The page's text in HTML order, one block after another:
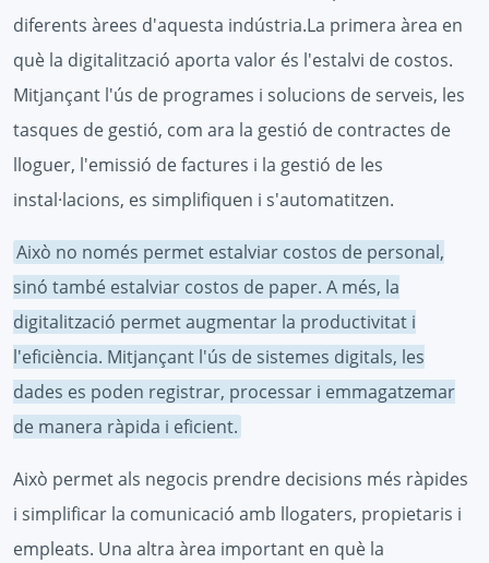
diferents àrees d'aquesta indústria.La primera àrea en
què la digitalització aporta valor és l'estalvi de costos.
Mitjançant l'ús de programes i solucions de serveis, les
tasques de gestió, com ara la gestió de contractes de
lloguer, l'emissió de factures i la gestió de les
instal·lacions, es simplifiquen i s'automatitzen.
Això no només permet estalviar costos de personal,
sinó també estalviar costos de paper. A més, la
digitalització permet augmentar la productivitat i
l'eficiència. Mitjançant l'ús de sistemes digitals, les
dades es poden registrar, processar i emmagatzemar
de manera ràpida i eficient.
Això permet als negocis prendre decisions més ràpides
i simplificar la comunicació amb llogaters, propietaris i
empleats. Una altra àrea important en què la